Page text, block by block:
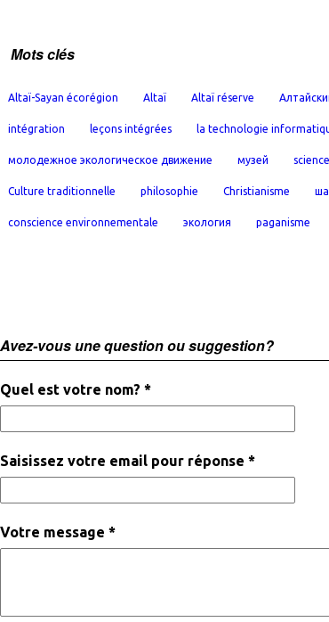
Mots clés
Altaï-Sayan écorégion Altaï Altaï réserve
intégration leçons intégrées la technologie
молодежное экологическое движение музей science
Culture traditionnelle philosophie Christianisme
conscience environnementale экология paganisme
Avez-vous une question ou suggestion?
Quel est votre nom? *
Saisissez votre email pour réponse *
Votre message *